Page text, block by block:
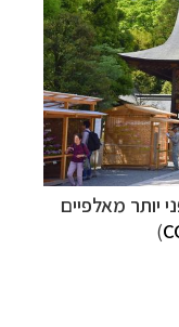
יותר מאלפיים